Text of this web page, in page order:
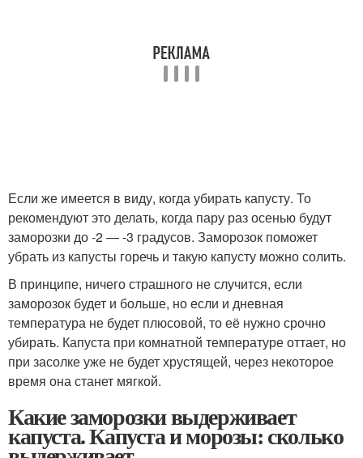
Если же имеется в виду, когда убирать капусту. То
рекомендуют это делать, когда пару раз осенью будут
заморозки до -2 — -3 градусов. Заморозок поможет
убрать из капусты горечь и такую капусту можно солить.
В принципе, ничего страшного не случится, если
заморозок будет и больше, но если и дневная
температура не будет плюсовой, то её нужно срочно
убирать. Капуста при комнатной температуре оттает, но
при засолке уже не будет хрустящей, через некоторое
время она станет мягкой.
Какие заморозки выдерживает
капуста. Капуста и морозы: сколько